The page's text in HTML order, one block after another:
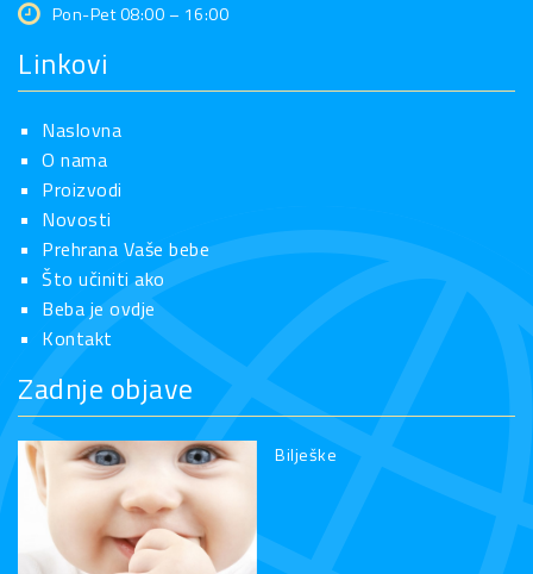
Pon-Pet 08:00 – 16:00
Linkovi
Naslovna
O nama
Proizvodi
Novosti
Prehrana Vaše bebe
Što učiniti ako
Beba je ovdje
Kontakt
Zadnje objave
Bilješke